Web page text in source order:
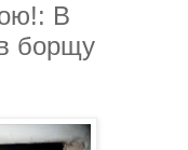
В
борщу